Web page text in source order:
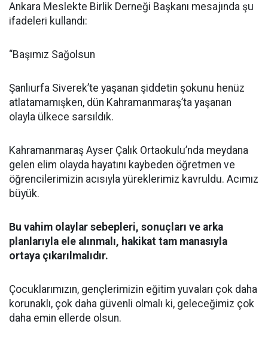
Ankara Meslekte Birlik Derneği Başkanı mesajında şu
ifadeleri kullandı:
“Başımız Sağolsun
Şanlıurfa Siverek’te yaşanan şiddetin şokunu henüz
atlatamamışken, dün Kahramanmaraş’ta yaşanan
olayla ülkece sarsıldık.
Kahramanmaraş Ayser Çalık Ortaokulu’nda meydana
gelen elim olayda hayatını kaybeden öğretmen ve
öğrencilerimizin acısıyla yüreklerimiz kavruldu. Acımız
büyük.
Bu vahim olaylar sebepleri, sonuçları ve arka
planlarıyla ele alınmalı, hakikat tam manasıyla
ortaya çıkarılmalıdır.
Çocuklarımızın, gençlerimizin eğitim yuvaları çok daha
korunaklı, çok daha güvenli olmalı ki, geleceğimiz çok
daha emin ellerde olsun.